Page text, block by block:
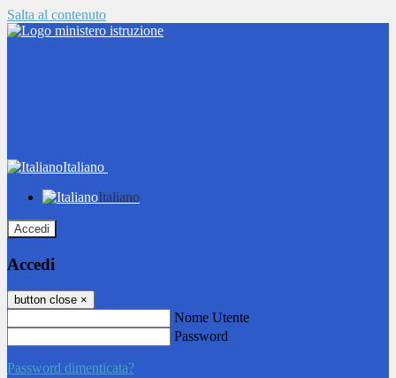
Salta al contenuto
Italiano
Italiano
Accedi
Accedi
button close ×
Nome Utente
Password
Password dimenticata?